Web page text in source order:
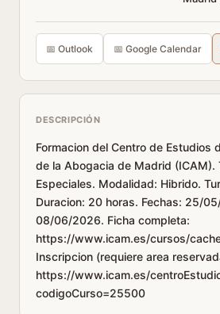
📅 Outlook 📅 Google Calendar
DESCRIPCIÓN
Formacion del Centro de Estudios
de la Abogacia de Madrid (ICAM).
Especiales. Modalidad: Hibrido.
Duracion: 20 horas. Fechas: 25/
08/06/2026. Ficha completa:
https://www.icam.es/cursos/
Inscripcion (requiere area
https://www.icam.es/
codigoCurso=25500